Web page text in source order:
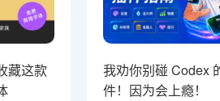
藏这款
我劝你别碰 Codex
件！因为会上瘾！